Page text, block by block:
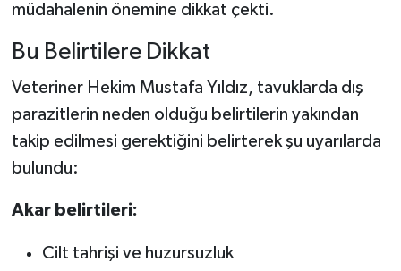
müdahalenin önemine dikkat çekti.
Bu Belirtilere Dikkat
Veteriner Hekim Mustafa Yıldız, tavuklarda dış
parazitlerin neden olduğu belirtilerin yakından
takip edilmesi gerektiğini belirterek şu uyarılarda
bulundu:
Akar belirtileri:
Cilt tahrişi ve huzursuzluk